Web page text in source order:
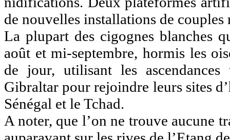
de nouvelles installations de couples
La plupart des cigognes blanches
août et mi-septembre, hormis les
de jour, utilisant les
Gibraltar pour rejoindre leurs sites
Sénégal et le Tchad.
A noter, que l’on ne trouve aucune